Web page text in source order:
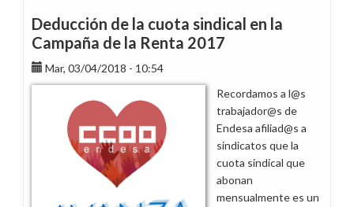
sindical
es
deducible
de
la
Renta,
cuya
campaña
empezó
el
martes
Deducción de la cuota sindical en la
Campaña de la Renta 2017
Mar, 03/04/2018 - 10:54
Recordamos a l@s
trabajador@s de
Endesa afiliad@s a
sindicatos que la
cuota sindical que
abonan
mensualmente es un